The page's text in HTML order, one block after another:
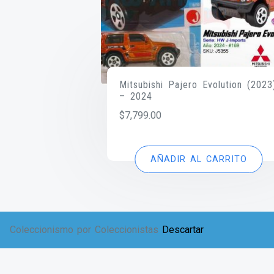
Coleccionismo por Coleccionistas Descartar
Mitsubishi Pajero Evolution
– 2024
$7,799.00
AÑADIR AL CARRITO